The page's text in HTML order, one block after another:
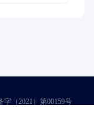
（2021）第00159号